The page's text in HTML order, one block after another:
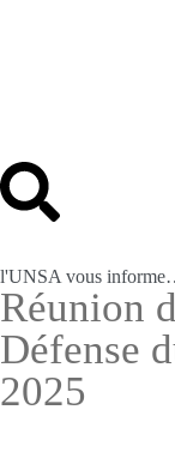
l'UNSA vous
Réunion
Défense
2025